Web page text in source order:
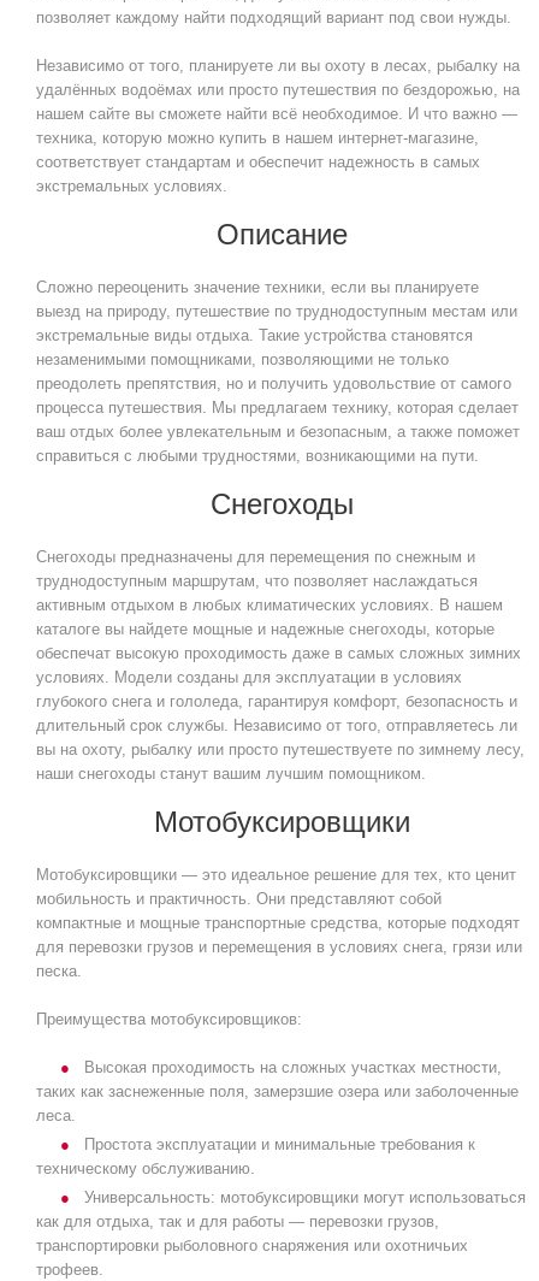
позволяет каждому найти подходящий вариант под свои нужды.
Независимо от того, планируете ли вы охоту в лесах, рыбалку на
удалённых водоёмах или просто путешествия по бездорожью, на
нашем сайте вы сможете найти всё необходимое. И что важно —
техника, которую можно купить в нашем интернет-магазине,
соответствует стандартам и обеспечит надежность в самых
экстремальных условиях.
Описание
Сложно переоценить значение техники, если вы планируете
выезд на природу, путешествие по труднодоступным местам или
экстремальные виды отдыха. Такие устройства становятся
незаменимыми помощниками, позволяющими не только
преодолеть препятствия, но и получить удовольствие от самого
процесса путешествия. Мы предлагаем технику, которая сделает
ваш отдых более увлекательным и безопасным, а также поможет
справиться с любыми трудностями, возникающими на пути.
Снегоходы
Снегоходы предназначены для перемещения по снежным и
труднодоступным маршрутам, что позволяет наслаждаться
активным отдыхом в любых климатических условиях. В нашем
каталоге вы найдете мощные и надежные снегоходы, которые
обеспечат высокую проходимость даже в самых сложных зимних
условиях. Модели созданы для эксплуатации в условиях
глубокого снега и гололеда, гарантируя комфорт, безопасность и
длительный срок службы. Независимо от того, отправляетесь ли
вы на охоту, рыбалку или просто путешествуете по зимнему лесу,
наши снегоходы станут вашим лучшим помощником.
Мотобуксировщики
Мотобуксировщики — это идеальное решение для тех, кто ценит
мобильность и практичность. Они представляют собой
компактные и мощные транспортные средства, которые подходят
для перевозки грузов и перемещения в условиях снега, грязи или
песка.
Преимущества мотобуксировщиков:
Высокая проходимость на сложных участках местности,
таких как заснеженные поля, замерзшие озера или заболоченные
леса.
Простота эксплуатации и минимальные требования к
техническому обслуживанию.
Универсальность: мотобуксировщики могут использоваться
как для отдыха, так и для работы — перевозки грузов,
транспортировки рыболовного снаряжения или охотничьих
трофеев.